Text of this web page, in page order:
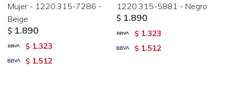
Mujer - 1220.315-7286 -
Beige
$ 1.890
$ 1.323
$ 1.512
1220.315-5881 - Negro
$ 1.890
$ 1.323
$ 1.512